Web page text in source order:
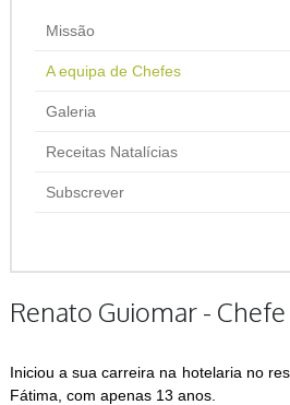
Missão
A equipa de Chefes
Galeria
Receitas Natalícias
Subscrever
Renato Guiomar -
Iniciou a sua carreira na hotelaria no
Fátima, com apenas 13 anos.